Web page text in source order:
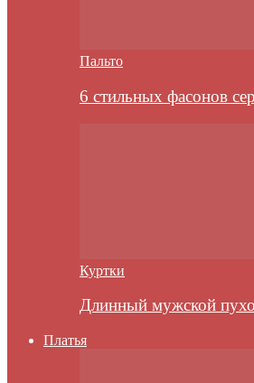
Пальто
6 стильных фасонов
Куртки
Длинный мужской
Платья